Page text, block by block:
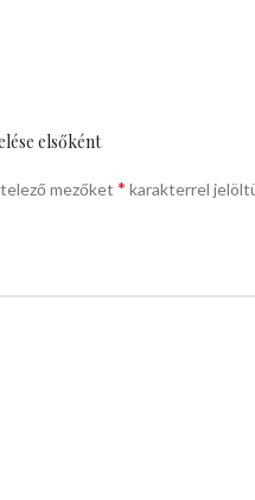
elsőként
mezőket * karakterrel